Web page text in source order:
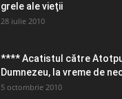
grele ale vieţii
28 iulie 2010
**** Acatistul către
Dumnezeu, la vreme de
5 octombrie 2010